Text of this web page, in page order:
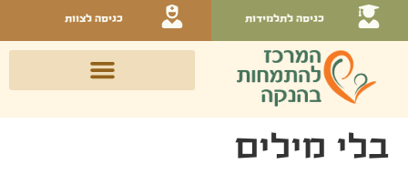
כניסה לתלמידות כניסה לצוות
בלי מילים